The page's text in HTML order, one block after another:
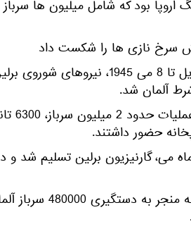
اروپا بود که شامل میلیون ها
سرخ نازی ها را شکست داد
1⃣از 16 اپریل تا 8 می 1945،
آلمان شد.
حضور داشتند.
ماه می، گارنیزیون برلین تسلیم شد
4⃣این حمله